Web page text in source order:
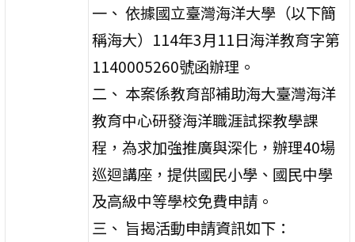
一、 依據國立臺灣海洋大學（以下簡
稱海大）114年3月11日海洋教育字第
1140005260號函辦理。
二、 本案係教育部補助海大臺灣海洋
教育中心研發海洋職涯試探教學課
程，為求加強推廣與深化，辦理40場
巡迴講座，提供國民小學、國民中學
及高級中等學校免費申請。
三、 旨揭活動申請資訊如下：